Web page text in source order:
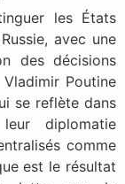
les États
avec une
des décisions
Poutine
se reflète dans
diplomatie
comme
est le résultat